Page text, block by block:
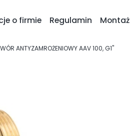
o firmie Regulamin Montaż
ANTYZAMROŻENIOWY AAV 100, G1"